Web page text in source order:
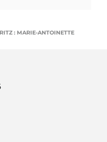
: MARIE-ANTOINETTE